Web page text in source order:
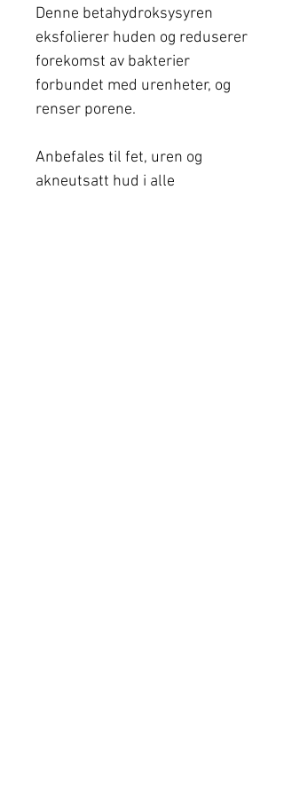
Denne betahydroksysyren
eksfolierer huden og reduserer
forekomst av bakterier
forbundet med urenheter, og
renser porene.
Anbefales til fet, uren og
akneutsatt hud i alle